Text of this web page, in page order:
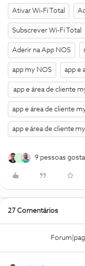
Ativar Wi-Fi Total
Subscrever Wi-Fi Total
Aderir na App NOS
app my NOS app e
app e área de cliente
app e área de cliente
app e área de cliente
M 9 pessoas
27 Comentários